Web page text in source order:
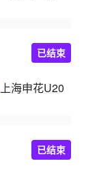
上海申花U20
已结束
已结束